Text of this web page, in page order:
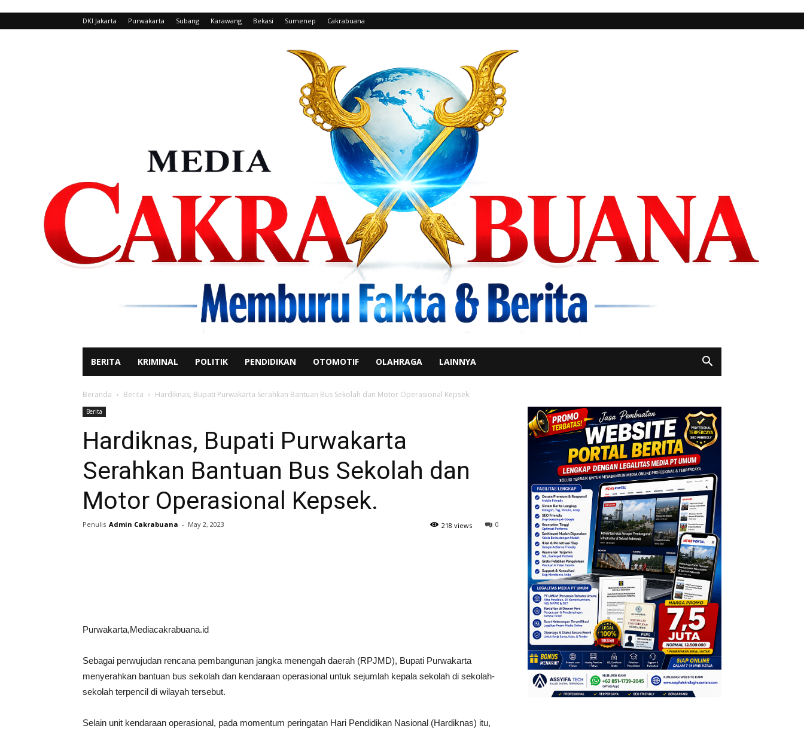
DKI Jakarta Purwakarta Subang Karawang Bekasi Sumenep Cakrabuana
BERITA KRIMINAL POLITIK PENDIDIKAN OTOMOTIF OLAHRAGA LAINNYA
Beranda Berita Hardiknas, Bupati Purwakarta Serahkan Bantuan Bus Sekolah dan Motor Operasional Kepsek.
Berita
Hardiknas, Bupati Purwakarta
Serahkan Bantuan Bus Sekolah dan
Motor Operasional Kepsek.
Penulis Admin Cakrabuana - May 2, 2023 0
218 views
Purwakarta,Mediacakrabuana.id
Sebagai perwujudan rencana pembangunan jangka menengah daerah (RPJMD), Bupati Purwakarta
menyerahkan bantuan bus sekolah dan kendaraan operasional untuk sejumlah kepala sekolah di sekolah-
sekolah terpencil di wilayah tersebut.
Selain unit kendaraan operasional, pada momentum peringatan Hari Pendidikan Nasional (Hardiknas) itu,